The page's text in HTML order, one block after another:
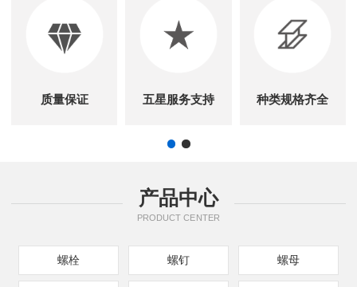
质量保证 五星服务支持 种类规格齐全
产品中心
PRODUCT CENTER
螺栓 螺钉 螺母